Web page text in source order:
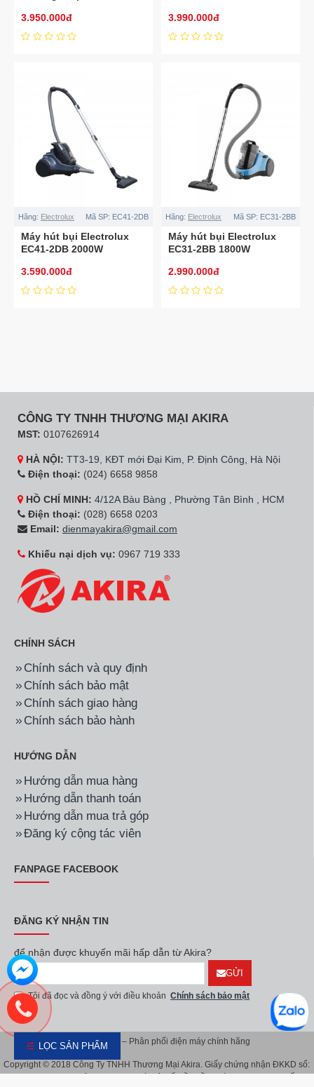
3.950.000đ
3.990.000đ
Hãng: Electrolux Mã SP: EC41-2DB
Máy hút bụi Electrolux
EC41-2DB 2000W
3.590.000đ
Hãng: Electrolux Mã SP: EC31-2BB
Máy hút bụi Electrolux
EC31-2BB 1800W
2.990.000đ
CÔNG TY TNHH THƯƠNG MẠI AKIRA
MST: 0107626914
HÀ NỘI: TT3-19, KĐT mới Đại Kim, P. Định Công, Hà Nội
Điện thoại: (024) 6658 9858
HỒ CHÍ MINH: 4/12A Bàu Bàng , Phường Tân Bình , HCM
Điện thoại: (028) 6658 0203
Email: dienmayakira@gmail.com
Khiếu nại dịch vụ: 0967 719 333
CHÍNH SÁCH
Chính sách và quy định
Chính sách bảo mật
Chính sách giao hàng
Chính sách bảo hành
HƯỚNG DẪN
Hướng dẫn mua hàng
Hướng dẫn thanh toán
Hướng dẫn mua trả góp
Đăng ký cộng tác viên
FANPAGE FACEBOOK
ĐĂNG KÝ NHẬN TIN
để nhận được khuyến mãi hấp dẫn từ Akira?
GỬI
Tôi đã đọc và đồng ý với điều khoản Chính sách bảo mật
Akira Việt Nam – Phân phối điện máy chính hãng
Copyright © 2018 Công Ty TNHH Thương Mại Akira. Giấy chứng nhận ĐKKD số:
LỌC SẢN PHẨM